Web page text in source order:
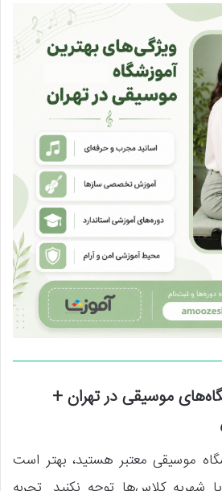
موسیقی در تهران +
موسیقی معتبر هستید، بهتر است